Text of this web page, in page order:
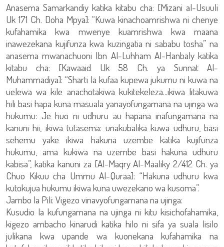
Anasema Samarkandiy katika kitabu cha: [Mizani al-Usuuli
Uk 171 Ch. Doha Mpya]: “Kuwa kinachoamrishwa ni chenye
kufahamika kwa mwenye kuamrishwa kwa maana
inawezekana kujifunza kwa kuzingatia ni sababu tosha” na
anasema mwanachuoni Ibn Al-Luhham Al-Hanbaly katika
kitabu cha: [Kawaaid Uk 58 Ch. ya Sunnat Al-
Muhammadiya]: “Sharti la kufaa kupewa jukumu ni kuwa na
uelewa wa kile anachotakiwa kukitekeleza...ikiwa litakuwa
hili basi hapa kuna masuala yanayofungamana na ujinga wa
hukumu: Je huo ni udhuru au hapana inafungamana na
kanuni hii, ikiwa tutasema: unakubalika kuwa udhuru, basi
sehemu yake ikiwa hakuna uzembe katika kujifunza
hukumu, ama kukiwa na uzembe basi hakuna udhuru
kabisa”, katika kanuni za [Al-Maqry Al-Maaliky 2/412 Ch. ya
Chuo Kikuu cha Ummu Al-Quraa]: “Hakuna udhuru kwa
kutokujua hukumu ikiwa kuna uwezekano wa kusoma”.
Jambo la Pili: Vigezo vinavyofungamana na ujinga:
Kusudio la kufungamana na ujinga ni kitu kisichofahamika,
kigezo ambacho kinarudi katika hilo ni sifa ya suala lisilo
julikana kwa upande wa kuonekana kufahamika na